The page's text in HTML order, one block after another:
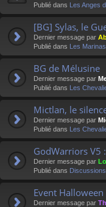
Publié dans Les Anges
[BG] Sylas, le
Dernier message par
Publié dans Les
BG de Mélusine
Dernier message par
Publié dans Les
Mictlan, le
Dernier message par
Publié dans Les
GodWarriors V5
Dernier message par
Publié dans Discussions
Event Halloween
Dernier message par